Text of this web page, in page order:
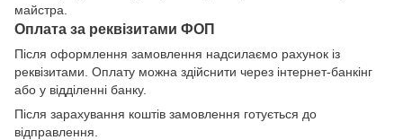
майстра.
Оплата за реквізитами ФОП
Після оформлення замовлення надсилаємо рахунок із
реквізитами. Оплату можна здійснити через інтернет-банкінг
або у відділенні банку.
Після зарахування коштів замовлення готується до
відправлення.